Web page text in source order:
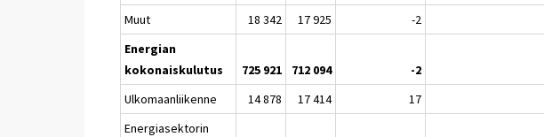
Muut
18 342 17 925 -2
Energian
kokonaiskulutus
725 921 712 094 -2
Ulkomaanliikenne
14 878 17 414
17
Energiasektorin